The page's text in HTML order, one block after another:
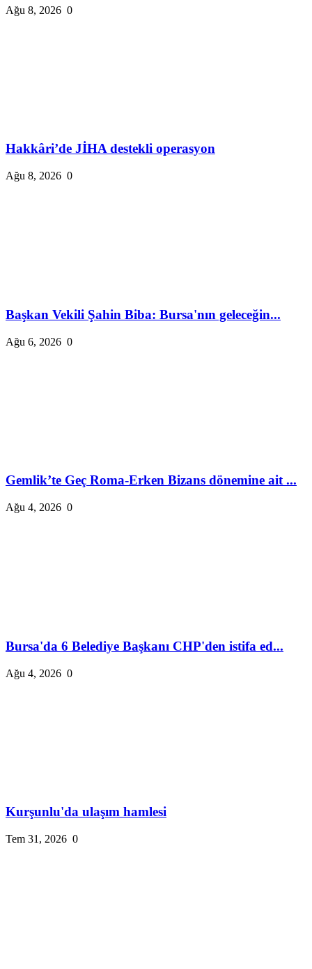
Ağu 8, 2026 0
Hakkâri’de JİHA destekli operasyon
Ağu 8, 2026 0
Başkan Vekili Şahin Biba: Bursa'nın geleceğin...
Ağu 6, 2026 0
Gemlik’te Geç Roma-Erken Bizans dönemine ait ...
Ağu 4, 2026 0
Bursa'da 6 Belediye Başkanı CHP'den istifa ed...
Ağu 4, 2026 0
Kurşunlu'da ulaşım hamlesi
Tem 31, 2026 0